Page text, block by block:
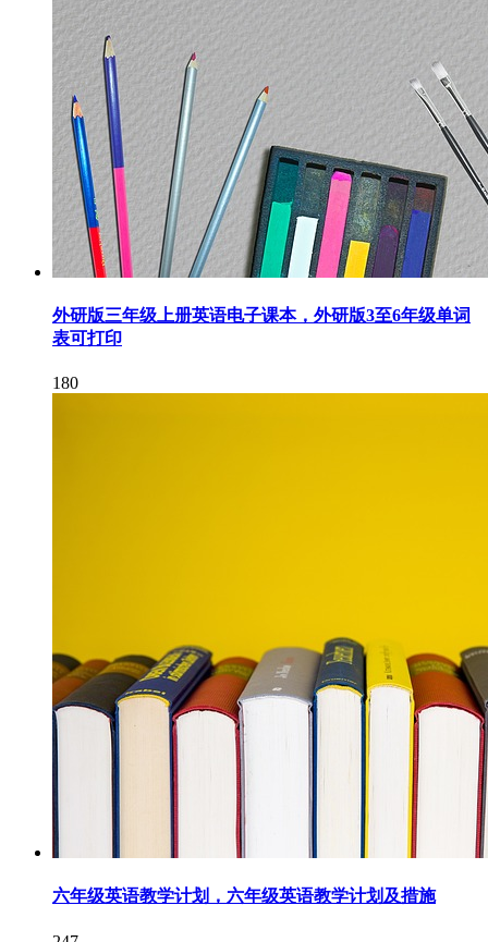
外研版三年级上册英语电子课本，外研版3至6年级单词
表可打印
180
六年级英语教学计划，六年级英语教学计划及措施